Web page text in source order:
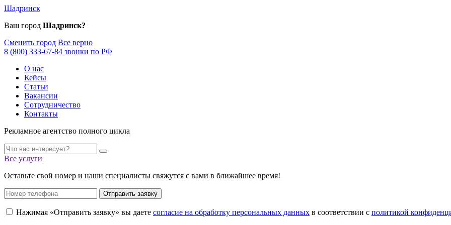
Шадринск
Ваш город Шадринск?
Сменить город Все верно
8 (800) 333-67-84 звонки по РФ
О нас
Кейсы
Статьи
Вакансии
Сотрудничество
Контакты
Рекламное агентство полного цикла
Все услуги
Оставьте свой номер и наши специалисты свяжутся с вами в ближайшее время!
Отправить заявку
Нажимая «Отправить заявку» вы даете согласие на обработку персональных данных в соответствии с политикой